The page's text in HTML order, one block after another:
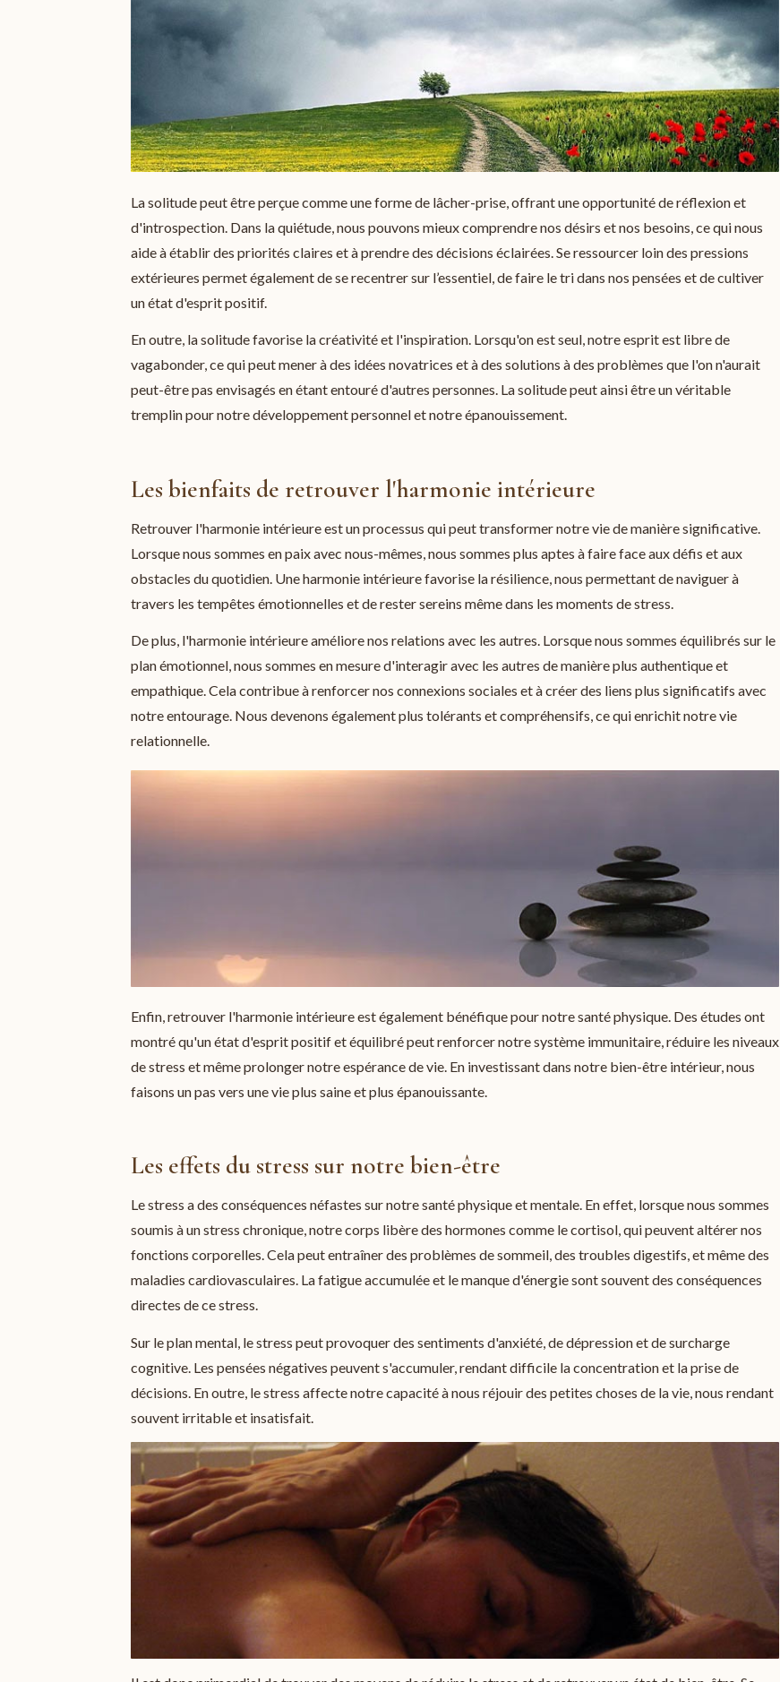
La solitude peut être perçue comme une forme de lâcher-prise, offrant une opportunité de réflexion et
d'introspection. Dans la quiétude, nous pouvons mieux comprendre nos désirs et nos besoins, ce qui nous
aide à établir des priorités claires et à prendre des décisions éclairées. Se ressourcer loin des pressions
extérieures permet également de se recentrer sur l’essentiel, de faire le tri dans nos pensées et de cultiver
un état d'esprit positif.
En outre, la solitude favorise la créativité et l'inspiration. Lorsqu'on est seul, notre esprit est libre de
vagabonder, ce qui peut mener à des idées novatrices et à des solutions à des problèmes que l'on n'aurait
peut-être pas envisagés en étant entouré d'autres personnes. La solitude peut ainsi être un véritable
tremplin pour notre développement personnel et notre épanouissement.
Les bienfaits de retrouver l'harmonie intérieure
Retrouver l'harmonie intérieure est un processus qui peut transformer notre vie de manière significative.
Lorsque nous sommes en paix avec nous-mêmes, nous sommes plus aptes à faire face aux défis et aux
obstacles du quotidien. Une harmonie intérieure favorise la résilience, nous permettant de naviguer à
travers les tempêtes émotionnelles et de rester sereins même dans les moments de stress.
De plus, l'harmonie intérieure améliore nos relations avec les autres. Lorsque nous sommes équilibrés sur le
plan émotionnel, nous sommes en mesure d'interagir avec les autres de manière plus authentique et
empathique. Cela contribue à renforcer nos connexions sociales et à créer des liens plus significatifs avec
notre entourage. Nous devenons également plus tolérants et compréhensifs, ce qui enrichit notre vie
relationnelle.
Enfin, retrouver l'harmonie intérieure est également bénéfique pour notre santé physique. Des études ont
montré qu'un état d'esprit positif et équilibré peut renforcer notre système immunitaire, réduire les niveaux
de stress et même prolonger notre espérance de vie. En investissant dans notre bien-être intérieur, nous
faisons un pas vers une vie plus saine et plus épanouissante.
Les effets du stress sur notre bien-être
Le stress a des conséquences néfastes sur notre santé physique et mentale. En effet, lorsque nous sommes
soumis à un stress chronique, notre corps libère des hormones comme le cortisol, qui peuvent altérer nos
fonctions corporelles. Cela peut entraîner des problèmes de sommeil, des troubles digestifs, et même des
maladies cardiovasculaires. La fatigue accumulée et le manque d'énergie sont souvent des conséquences
directes de ce stress.
Sur le plan mental, le stress peut provoquer des sentiments d'anxiété, de dépression et de surcharge
cognitive. Les pensées négatives peuvent s'accumuler, rendant difficile la concentration et la prise de
décisions. En outre, le stress affecte notre capacité à nous réjouir des petites choses de la vie, nous rendant
souvent irritable et insatisfait.